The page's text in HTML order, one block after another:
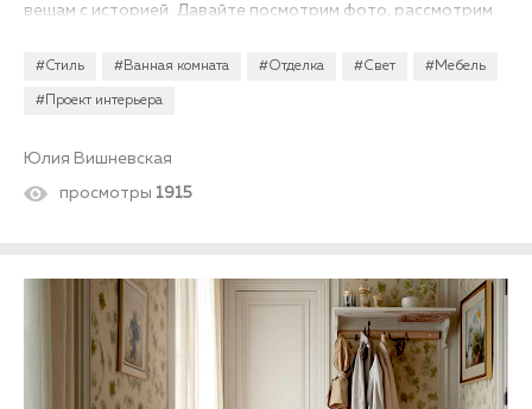
#Стиль #Ванная комната #Отделка #Свет #Мебель
#Проект интерьера
вещам с историей. Давайте посмотрим фото, рассмотрим
в собственной квартире или частном доме...
Юлия Вишневская
просмотры 1915